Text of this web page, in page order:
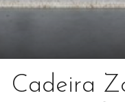
Cadeira